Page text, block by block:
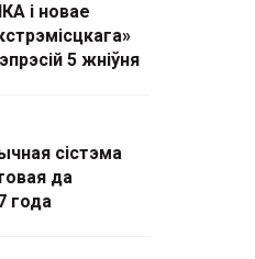
і новае
5 жніўня
сістэма
да
года